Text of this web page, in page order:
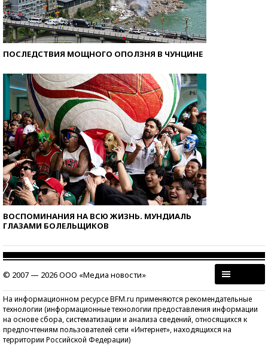
ПОСЛЕДСТВИЯ МОЩНОГО ОПОЛЗНЯ В ЧУНЦИНЕ
ВОСПОМИНАНИЯ НА ВСЮ ЖИЗНЬ. МУНДИАЛЬ
ГЛАЗАМИ БОЛЕЛЬЩИКОВ
© 2007 — 2026 ООО «Медиа новости»
На информационном ресурсе BFM.ru применяются рекомендательные
технологии (информационные технологии предоставления информации
на основе сбора, систематизации и анализа сведений, относящихся к
предпочтениям пользователей сети «Интернет», находящихся на
территории Российской Федерации)